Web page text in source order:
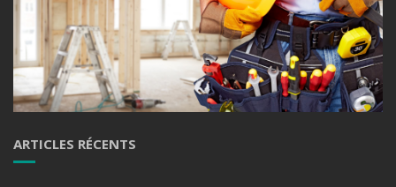
ARTICLES RÉCENTS